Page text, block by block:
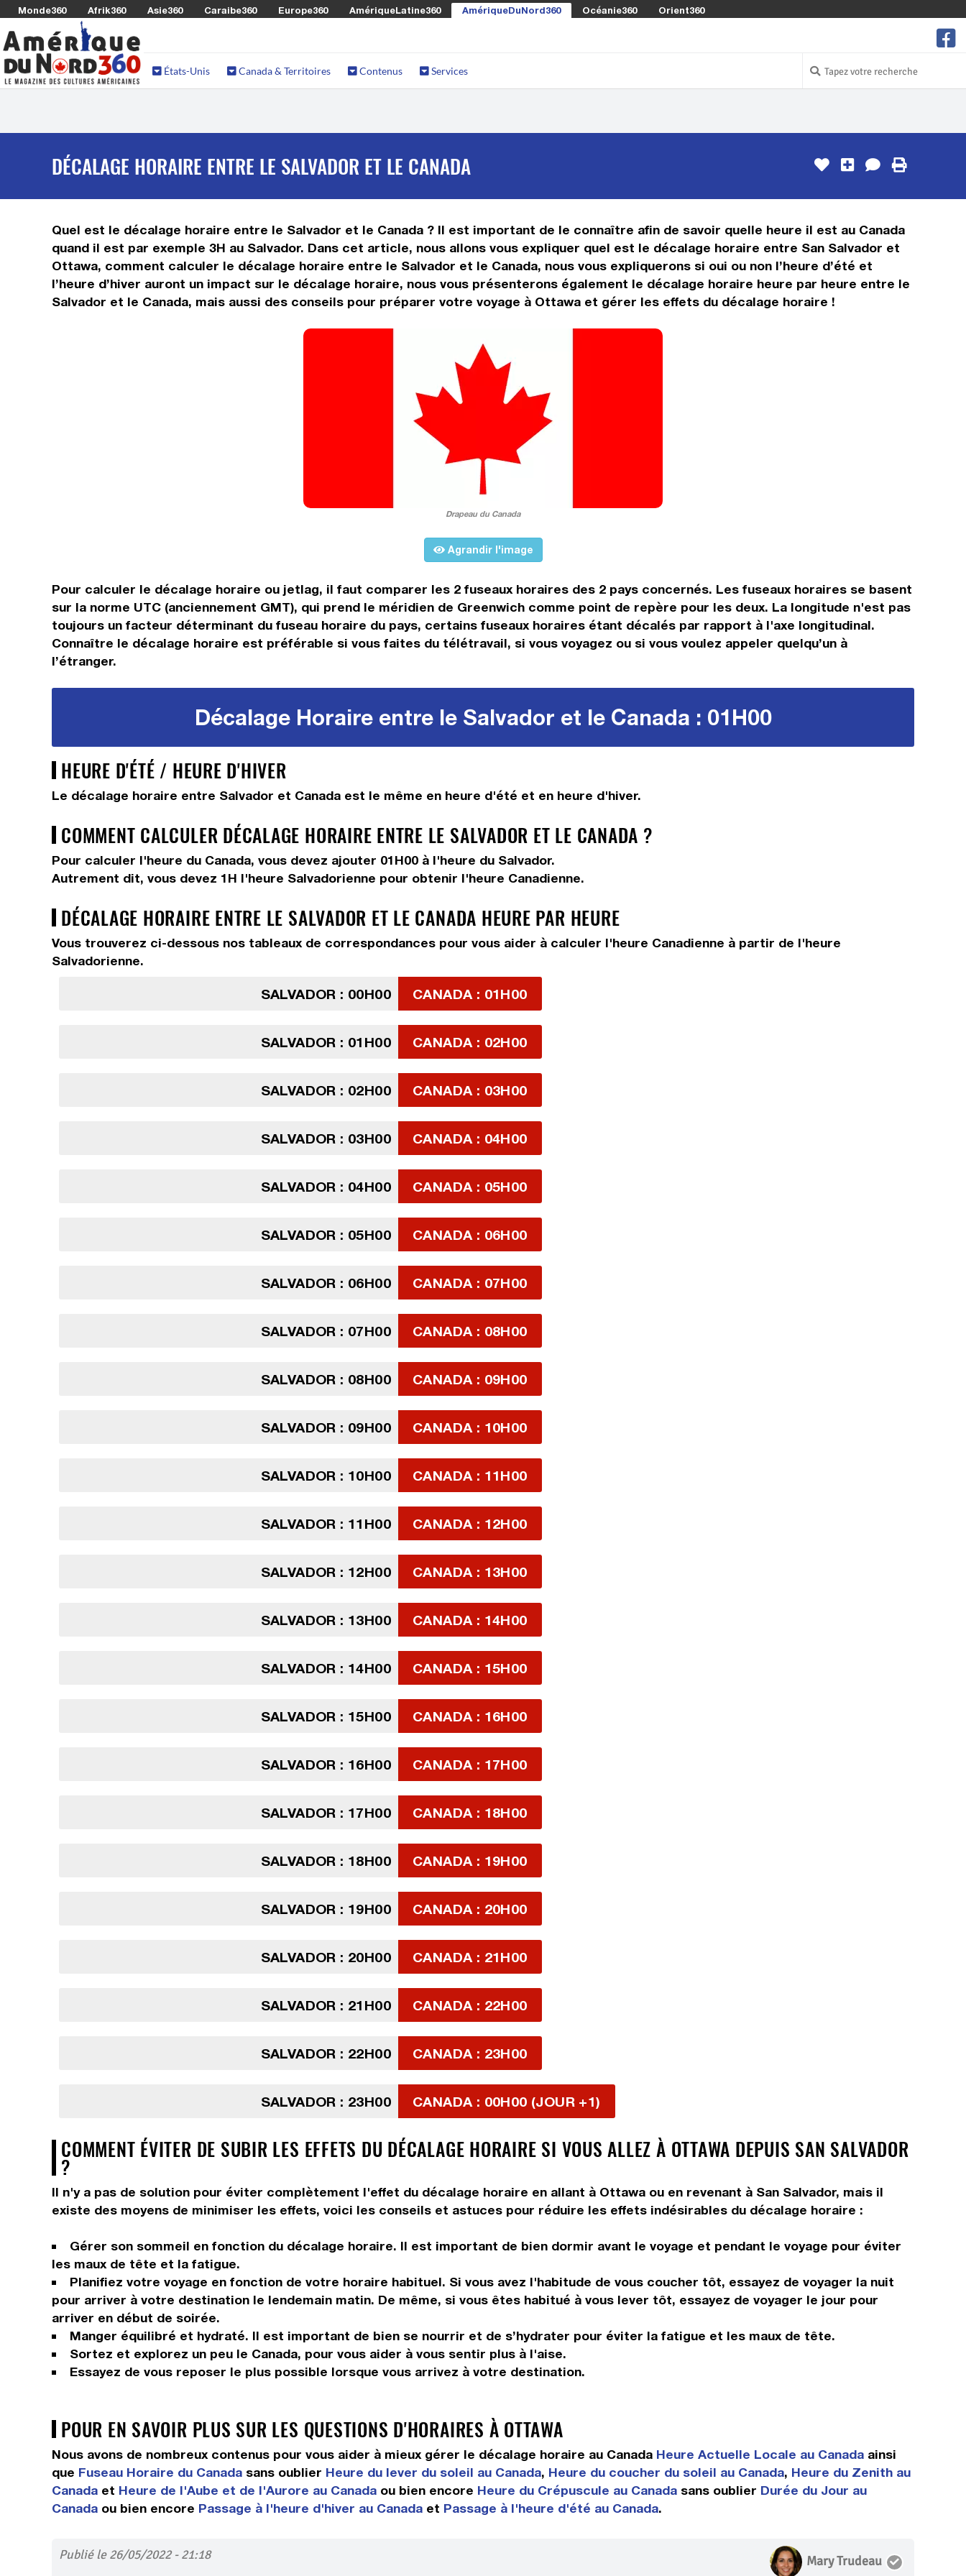
Monde360 Afrik360 Asie360 Caraibe360 Europe360 AmériqueLatine360 AmériqueDuNord360 Océanie360 Orient360
États-Unis Canada & Territoires Contenus Services
DÉCALAGE HORAIRE ENTRE LE SALVADOR ET LE CANADA
Quel est le décalage horaire entre le Salvador et le Canada ? Il est important de le connaître afin de savoir quelle heure il est au Canada
quand il est par exemple 3H au Salvador. Dans cet article, nous allons vous expliquer quel est le décalage horaire entre San Salvador et
Ottawa, comment calculer le décalage horaire entre le Salvador et le Canada, nous vous expliquerons si oui ou non l’heure d’été et
l’heure d’hiver auront un impact sur le décalage horaire, nous vous présenterons également le décalage horaire heure par heure entre le
Salvador et le Canada, mais aussi des conseils pour préparer votre voyage à Ottawa et gérer les effets du décalage horaire !
Drapeau du Canada
Agrandir l'image
Pour calculer le décalage horaire ou jetlag, il faut comparer les 2 fuseaux horaires des 2 pays concernés. Les fuseaux horaires se basent
sur la norme UTC (anciennement GMT), qui prend le méridien de Greenwich comme point de repère pour les deux. La longitude n'est pas
toujours un facteur déterminant du fuseau horaire du pays, certains fuseaux horaires étant décalés par rapport à l'axe longitudinal.
Connaître le décalage horaire est préférable si vous faites du télétravail, si vous voyagez ou si vous voulez appeler quelqu’un à
l’étranger.
Décalage Horaire entre le Salvador et le Canada : 01H00
HEURE D'ÉTÉ / HEURE D'HIVER
Le décalage horaire entre Salvador et Canada est le même en heure d'été et en heure d'hiver.
COMMENT CALCULER DÉCALAGE HORAIRE ENTRE LE SALVADOR ET LE CANADA ?
Pour calculer l'heure du Canada, vous devez ajouter 01H00 à l'heure du Salvador.
Autrement dit, vous devez 1H l'heure Salvadorienne pour obtenir l'heure Canadienne.
DÉCALAGE HORAIRE ENTRE LE SALVADOR ET LE CANADA HEURE PAR HEURE
Vous trouverez ci-dessous nos tableaux de correspondances pour vous aider à calculer l'heure Canadienne à partir de l'heure
Salvadorienne.
SALVADOR : 00H00 CANADA : 01H00
SALVADOR : 01H00 CANADA : 02H00
SALVADOR : 02H00 CANADA : 03H00
SALVADOR : 03H00 CANADA : 04H00
SALVADOR : 04H00 CANADA : 05H00
SALVADOR : 05H00 CANADA : 06H00
SALVADOR : 06H00 CANADA : 07H00
SALVADOR : 07H00 CANADA : 08H00
SALVADOR : 08H00 CANADA : 09H00
SALVADOR : 09H00 CANADA : 10H00
SALVADOR : 10H00 CANADA : 11H00
SALVADOR : 11H00 CANADA : 12H00
SALVADOR : 12H00 CANADA : 13H00
SALVADOR : 13H00 CANADA : 14H00
SALVADOR : 14H00 CANADA : 15H00
SALVADOR : 15H00 CANADA : 16H00
SALVADOR : 16H00 CANADA : 17H00
SALVADOR : 17H00 CANADA : 18H00
SALVADOR : 18H00 CANADA : 19H00
SALVADOR : 19H00 CANADA : 20H00
SALVADOR : 20H00 CANADA : 21H00
SALVADOR : 21H00 CANADA : 22H00
SALVADOR : 22H00 CANADA : 23H00
SALVADOR : 23H00 CANADA : 00H00 (JOUR +1)
COMMENT ÉVITER DE SUBIR LES EFFETS DU DÉCALAGE HORAIRE SI VOUS ALLEZ À OTTAWA DEPUIS SAN SALVADOR
?
Il n'y a pas de solution pour éviter complètement l'effet du décalage horaire en allant à Ottawa ou en revenant à San Salvador, mais il
existe des moyens de minimiser les effets, voici les conseils et astuces pour réduire les effets indésirables du décalage horaire :
Gérer son sommeil en fonction du décalage horaire. Il est important de bien dormir avant le voyage et pendant le voyage pour éviter
les maux de tête et la fatigue.
Planifiez votre voyage en fonction de votre horaire habituel. Si vous avez l'habitude de vous coucher tôt, essayez de voyager la nuit
pour arriver à votre destination le lendemain matin. De même, si vous êtes habitué à vous lever tôt, essayez de voyager le jour pour
arriver en début de soirée.
Manger équilibré et hydraté. Il est important de bien se nourrir et de s’hydrater pour éviter la fatigue et les maux de tête.
Sortez et explorez un peu le Canada, pour vous aider à vous sentir plus à l'aise.
Essayez de vous reposer le plus possible lorsque vous arrivez à votre destination.
POUR EN SAVOIR PLUS SUR LES QUESTIONS D'HORAIRES À OTTAWA
Nous avons de nombreux contenus pour vous aider à mieux gérer le décalage horaire au Canada Heure Actuelle Locale au Canada ainsi
que Fuseau Horaire du Canada sans oublier Heure du lever du soleil au Canada, Heure du coucher du soleil au Canada, Heure du Zenith au
Canada et Heure de l'Aube et de l'Aurore au Canada ou bien encore Heure du Crépuscule au Canada sans oublier Durée du Jour au
Canada ou bien encore Passage à l'heure d'hiver au Canada et Passage à l'heure d'été au Canada.
Publié le 26/05/2022 - 21:18 Mary Trudeau